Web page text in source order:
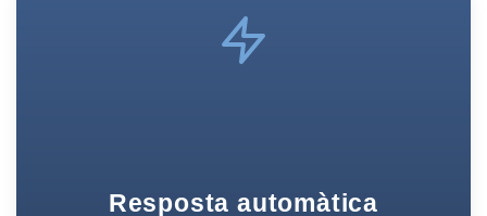
Resposta automàtica